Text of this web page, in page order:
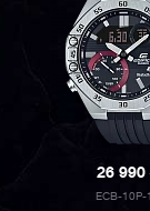
26 990
ECB-10P-